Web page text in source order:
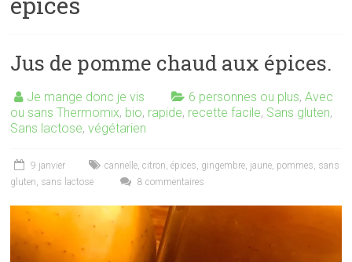
Jus de pomme chaud aux épices.
Je mange donc je vis 6 personnes ou plus,Avec
ou sans Thermomix, bio, rapide, recette facile, Sans gluten,
Sans lactose,végétarien
9 janvier cannelle ,citron ,épices gingembre jaune pommes sans
gluten sans lactose 8 commentaires